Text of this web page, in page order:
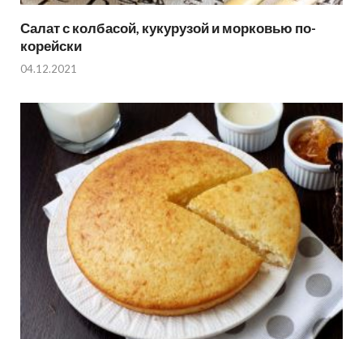
Салат с колбасой, кукурузой и морковью по-
корейски
04.12.2021